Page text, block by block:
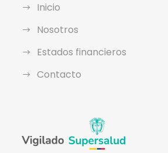
Inicio
Nosotros
Estados financieros
Contacto